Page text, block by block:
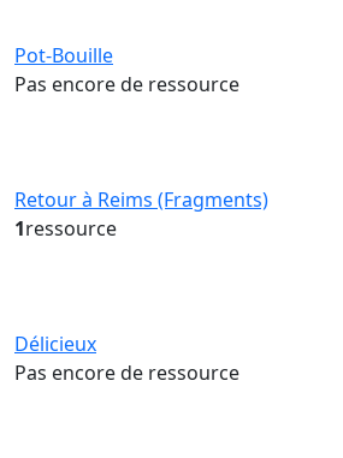
Pot-Bouille
Pas encore de ressource
Retour à Reims (Fragments)
1ressource
Délicieux
Pas encore de ressource